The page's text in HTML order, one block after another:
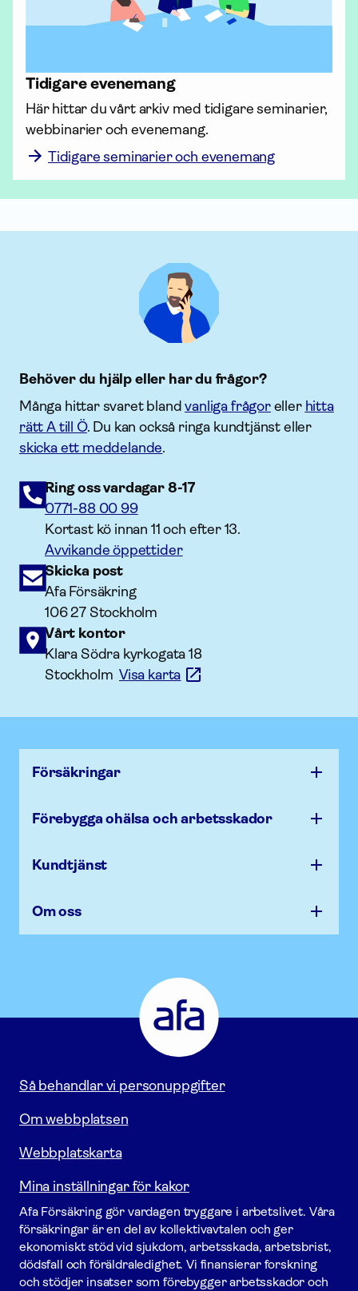
Tidigare evenemang
Här hittar du vårt arkiv med tidigare seminarier,
webbinarier och evenemang.
Tidigare seminarier och evenemang
Behöver du hjälp eller har du frågor?
Många hittar svaret blandvanliga frågoreller hitta
rätt A till Ö. Du kan också ringa kundtjänst eller
skicka ett meddelande.
Ring oss vardagar 8-17
0771-88 00 99
Kortast kö innan 11 och efter 13.
Avvikande öppettider
Skicka post
Afa Försäkring
106 27 Stockholm
Vårt kontor
Klara Södra kyrkogata 18
StockholmVisa karta
Försäk­ringar
Förebygga ohälsa och arbets­skador
Kundtjänst
Om oss
Försäkring
Gå
till
startsidan
Så behandlar vi personuppgifter
Om webbplatsen
Webbplatskarta
Mina inställningar för kakor
Afa För­säkring gör vardagen tryggare i arbetslivet. Våra
försäk­ringar är en del av kollektivavtalen och ger
ekonomiskt stöd vid sjukdom, arbetsskada, arbetsbrist,
dödsfall och föräldraledighet. Vi finansierar forskning
och stödjer insatser som förebygger arbets­skador och